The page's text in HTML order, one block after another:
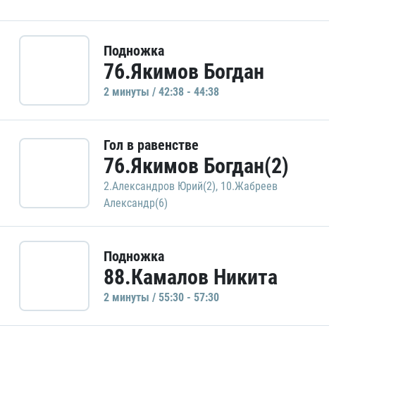
Подножка
76.Якимов Богдан
2 минуты / 42:38 - 44:38
Гол в равенстве
76.Якимов Богдан(2)
2.Александров Юрий(2), 10.Жабреев
Александр(6)
Подножка
88.Камалов Никита
2 минуты / 55:30 - 57:30